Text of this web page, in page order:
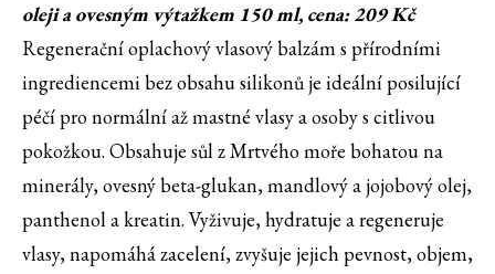
oleji a ovesným výtažkem 150 ml, cena: 209 Kč
Regenerační oplachový vlasový balzám s přírodními
ingrediencemi bez obsahu silikonů je ideální posilující
péčí pro normální až mastné vlasy a osoby s citlivou
pokožkou. Obsahuje sůl z Mrtvého moře bohatou na
minerály, ovesný beta-glukan, mandlový a jojobový olej,
panthenol a kreatin. Vyživuje, hydratuje a regeneruje
vlasy, napomáhá zacelení, zvyšuje jejich pevnost, objem,